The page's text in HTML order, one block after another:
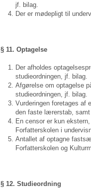
jf. bilag.
Der er mødepligt til
§ 11. Optagelse
Der afholdes
studieordningen, jf. bilag.
Afgørelse om optagelse
studieordningen, jf. bilag.
Vurderingen foretages af
den faste lærerstab,
En censor er kun
Forfatterskolen i
Antallet af optagne
Forfatterskolen og
§ 12. Studieordning